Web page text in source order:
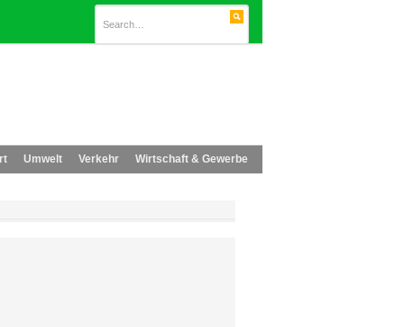
Umwelt Verkehr Wirtschaft & Gewerbe